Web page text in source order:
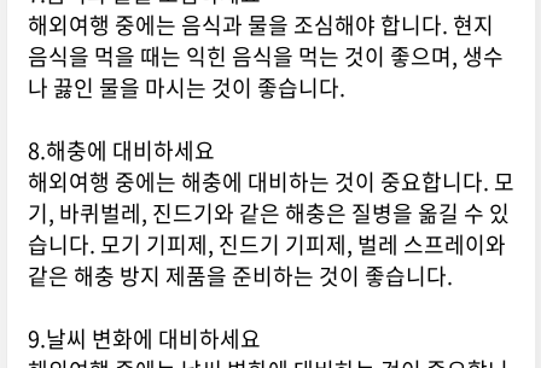
해외여행 중에는 음식과 물을 조심해야 합니다. 현지
음식을 먹을 때는 익힌 음식을 먹는 것이 좋으며, 생수
나 끓인 물을 마시는 것이 좋습니다.
8.해충에 대비하세요
해외여행 중에는 해충에 대비하는 것이 중요합니다. 모
기, 바퀴벌레, 진드기와 같은 해충은 질병을 옮길 수 있
습니다. 모기 기피제, 진드기 기피제, 벌레 스프레이와
같은 해충 방지 제품을 준비하는 것이 좋습니다.
9.날씨 변화에 대비하세요